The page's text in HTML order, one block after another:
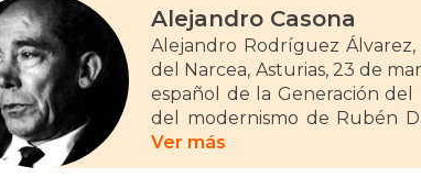
Alejandro Casona
Alejandro Rodríguez Álvarez,
del Narcea, Asturias, 23 de
español de la Generación
del modernismo de Rubén
poética tiene el regusto
pero, ya a partir de 1931, se
Ver más